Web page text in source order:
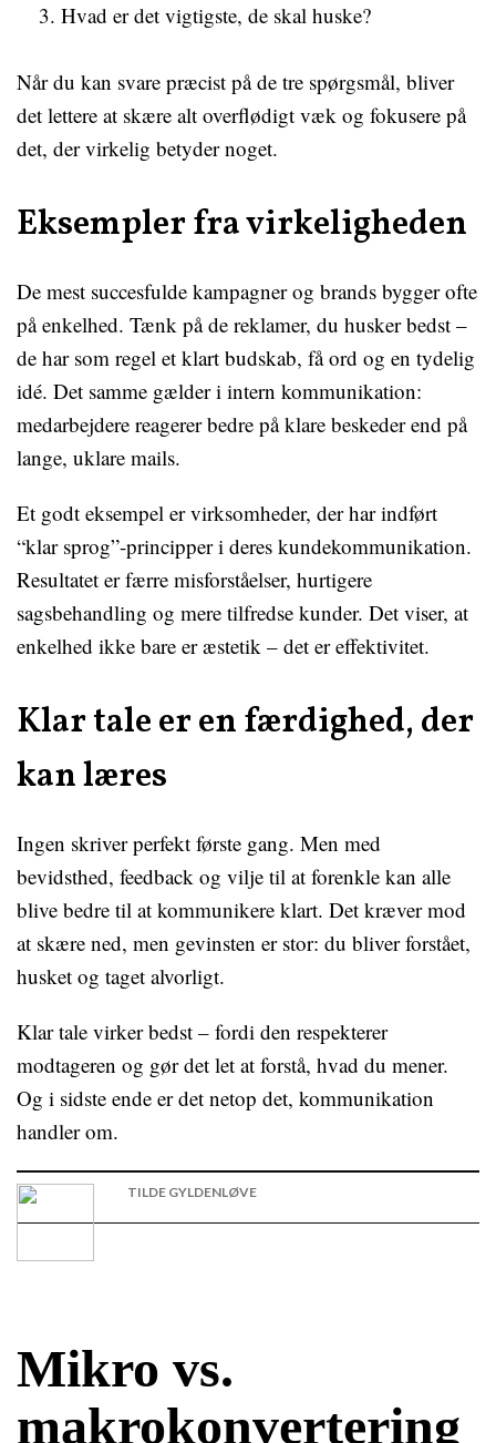
Hvad er det vigtigste, de skal huske?
Når du kan svare præcist på de tre spørgsmål, bliver
det lettere at skære alt overflødigt væk og fokusere på
det, der virkelig betyder noget.
Eksempler fra virkeligheden
De mest succesfulde kampagner og brands bygger ofte
på enkelhed. Tænk på de reklamer, du husker bedst –
de har som regel et klart budskab, få ord og en tydelig
idé. Det samme gælder i intern kommunikation:
medarbejdere reagerer bedre på klare beskeder end på
lange, uklare mails.
Et godt eksempel er virksomheder, der har indført
“klar sprog”-principper i deres kundekommunikation.
Resultatet er færre misforståelser, hurtigere
sagsbehandling og mere tilfredse kunder. Det viser, at
enkelhed ikke bare er æstetik – det er effektivitet.
Klar tale er en færdighed, der
kan læres
Ingen skriver perfekt første gang. Men med
bevidsthed, feedback og vilje til at forenkle kan alle
blive bedre til at kommunikere klart. Det kræver mod
at skære ned, men gevinsten er stor: du bliver forstået,
husket og taget alvorligt.
Klar tale virker bedst – fordi den respekterer
modtageren og gør det let at forstå, hvad du mener.
Og i sidste ende er det netop det, kommunikation
handler om.
TILDE GYLDENLØVE
Mikro vs.
makrokonvertering